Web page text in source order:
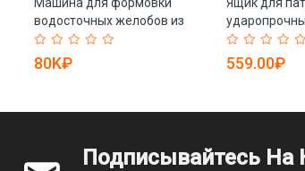
водосточных желобов из
металла (арт. 25-18080342)
80K₽
(арт. 25-
559.00₽
Подписывайтесь